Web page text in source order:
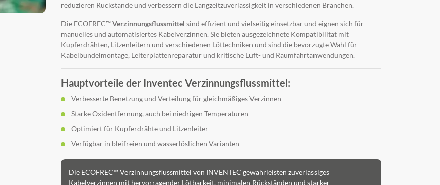
reduzieren Rückstände und verbessern die Langzeitzuverlässigkeit in verschiedenen Branchen.
Die ECOFREC™Verzinnungsflussmittel sind effizient und vielseitig einsetzbar und eignen sich für
manuelles und automatisiertes Kabelverzinnen. Sie bieten ausgezeichnete Kompatibilität mit
Kupferdrähten, Litzenleitern und verschiedenen Löttechniken und sind die bevorzugte Wahl für
Kabelbündelmontage, Leiterplattenreparatur und kritische Luft- und Raumfahrtanwendungen.
Hauptvorteile der Inventec Verzinnungsflussmittel:
Verbesserte Benetzung und Verteilung für gleichmäßiges Verzinnen
Starke Oxidentfernung, auch bei niedrigen Temperaturen
Optimiert für Kupferdrähte und Litzenleiter
Verfügbar in bleifreien und wasserlöslichen Varianten
Die ECOFREC™ Verzinnungsflussmittel von INVENTEC gewährleisten zuverlässiges
Kabelverzinnen mit hervorragender Lötbarkeit, minimalen Rückständen und starker